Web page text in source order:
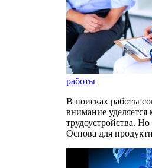
работы
В поисках работы
внимание
трудоустройства.
Основа для